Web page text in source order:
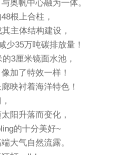
帆中心融为一体。
根上合柱，
主体结构建设，
35万吨碳排放量！
3厘米镜面水池，
加了特效一样！
衬着海洋特色！
阳升落而变化，
的十分美好~
气自然流露。